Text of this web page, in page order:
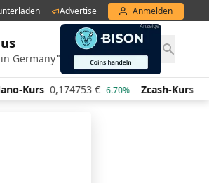
Advertise Anmelden
Germany"
€ 6.70% Zcash-Kurs 444,40 €